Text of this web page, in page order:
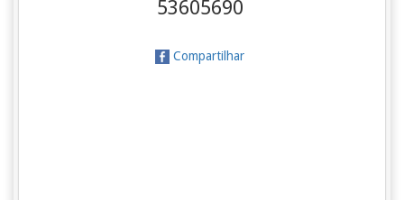
53605690
Compartilhar